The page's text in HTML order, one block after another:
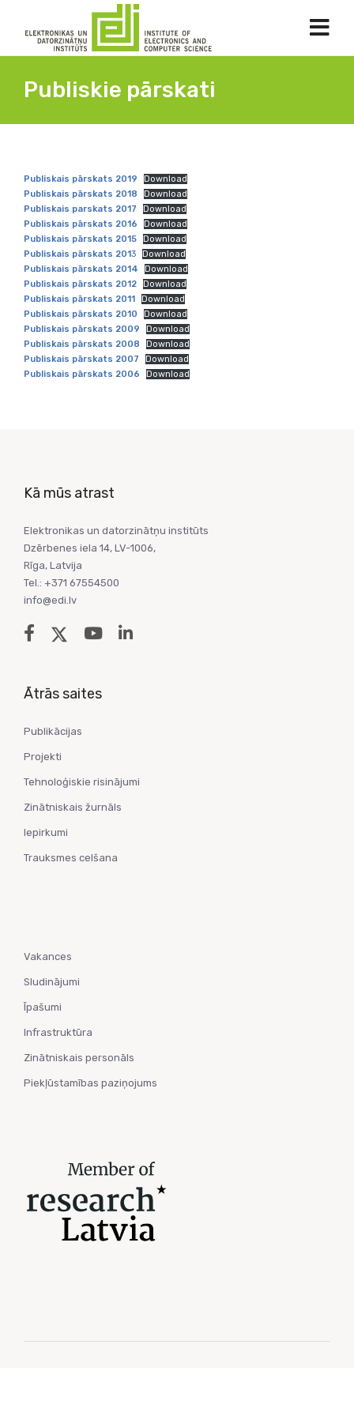
Publiskie pārskati
Publiskais pārskats 2019
Download
Publiskais pārskats 2018
Download
Publiskais parskats 2017
Download
Publiskais pārskats 2016
Download
Publiskais pārskats 2015
Download
Publiskais pārskats 2013
Download
Publiskais pārskats 2014
Download
Publiskais pārskats 2012
Download
Publiskais pārskats 2011
Download
Publiskais pārskats 2010
Download
Publiskais pārskats 2009
Download
Publiskais pārskats 2008
Download
Publiskais pārskats 2007
Download
Publiskais pārskats 2006
Download
Kā mūs atrast
Elektronikas un datorzinātņu institūts
Dzērbenes iela 14, LV-1006,
Rīga, Latvija
Tel.: +371 67554500
info@edi.lv
Ātrās saites
Publikācijas
Projekti
Tehnoloģiskie risinājumi
Zinātniskais žurnāls
Iepirkumi
Trauksmes celšana
Vakances
Sludinājumi
Īpašumi
Infrastruktūra
Zinātniskais personāls
Piekļūstamības paziņojums